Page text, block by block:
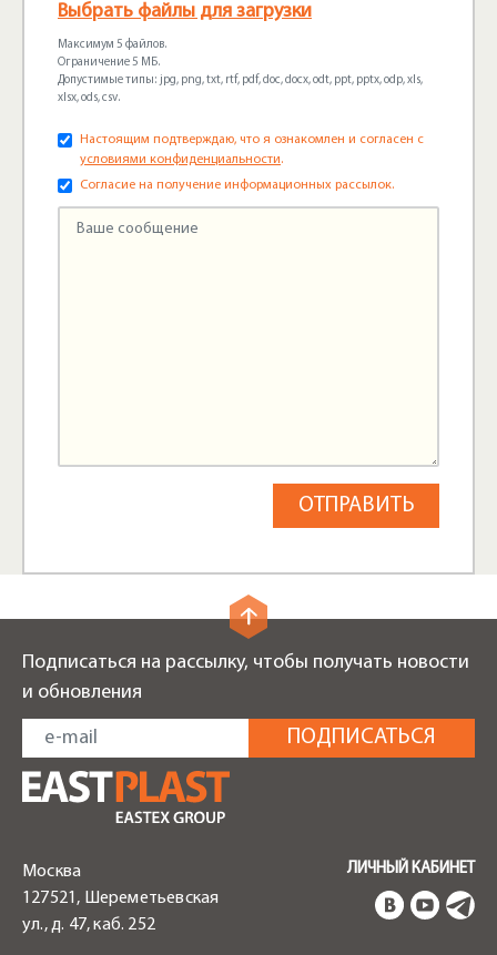
Выбрать файлы для загрузки
Максимум 5 файлов.
Ограничение 5 МБ.
Допустимые типы: jpg, png, txt, rtf, pdf, doc, docx, odt, ppt, pptx, odp, xls,
xlsx, ods, csv.
Настоящим подтверждаю, что я ознакомлен и согласен с
условиями конфиденциальности.
Согласие на получение информационных рассылок.
Подписаться на рассылку, чтобы получать новости
и обновления
Москва
127521, Шереметьевская
ул., д. 47, каб. 252
ЛИЧНЫЙ КАБИНЕТ